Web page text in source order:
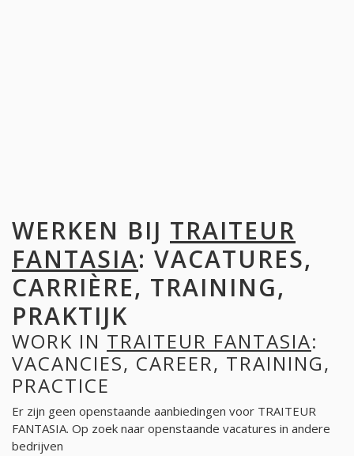
WERKEN BIJ TRAITEUR
FANTASIA: VACATURES,
CARRIÈRE, TRAINING,
PRAKTIJK
WORK IN TRAITEUR FANTASIA:
VACANCIES, CAREER, TRAINING,
PRACTICE
Er zijn geen openstaande aanbiedingen voor TRAITEUR
FANTASIA. Op zoek naar openstaande vacatures in andere
bedrijven